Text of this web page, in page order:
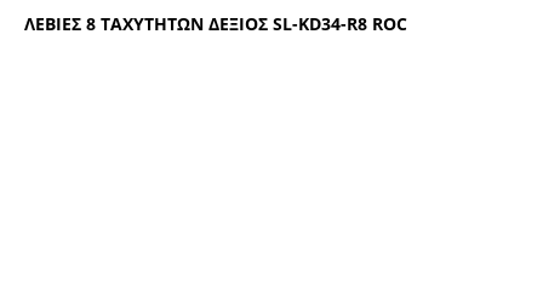
ΛΕΒΙΕΣ 8 ΤΑΧΥΤΗΤΩΝ ΔΕΞΙΟΣ SL-ΚD34-R8 RΟC